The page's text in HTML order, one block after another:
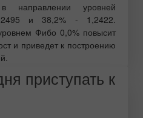
направлении уровней
и 38,2% - 1,2422.
Фибо 0,0% повысит
и приведет к построению
приступать к